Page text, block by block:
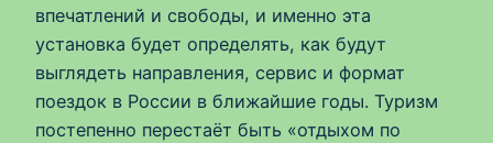
впечатлений и свободы, и именно эта
установка будет определять, как будут
выглядеть направления, сервис и формат
поездок в России в ближайшие годы. Туризм
постепенно перестаёт быть «отдыхом по